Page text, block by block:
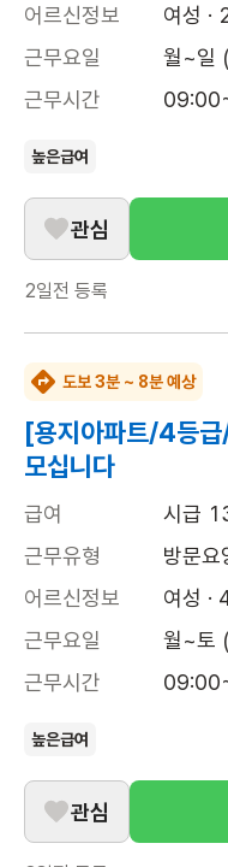
어르신정보
여성 ·
근무요일
월~일
근무시간
높은급여
관심
2일전 등록
도보 3분 ~ 8분 예상
[용지아파트/4등
모십니다
급여
시급
근무유형
방문요
어르신정보
여성 ·
근무요일
월~토
근무시간
높은급여
관심